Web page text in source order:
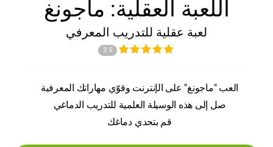
اللعبة العقلية: ماجونغ
لعبة عقلية للتدريب المعرفي
3.5
العب "ماجونغ" على الإنترنت وقوّي مهاراتك المعرفية
صل إلى هذه الوسيلة العلمية للتدريب الدماغي
قم بتحدي دماغك